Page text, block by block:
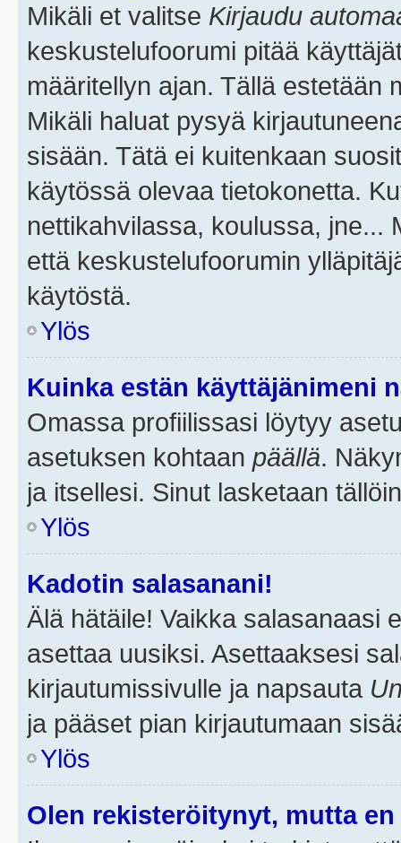
Mikäli et valitse Kirjaudu
keskustelufoorumi pitää
määritellyn ajan. Tällä estetään
Mikäli haluat pysyä
sisään. Tätä ei kuitenkaan
käytössä olevaa tietokonetta.
nettikahvilassa, koulussa, jne...
että keskustelufoorumin
käytöstä.
Ylös
Kuinka estän käyttäjänimeni
Omassa profiilissasi löytyy
asetuksen kohtaan päällä.
ja itsellesi. Sinut lasketaan
Ylös
Kadotin salasanani!
Älä hätäile! Vaikka salasanaasi
asettaa uusiksi. Asettaaksesi
kirjautumissivulle ja napsauta
ja pääset pian kirjautumaan
Ylös
Olen rekisteröitynyt, mutta